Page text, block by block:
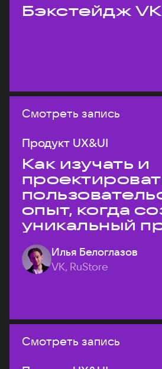
Бэкстейдж
Смотреть запись
Продукт UX&UI
Как изучать и
опыт, когда
уникальный
на рынке?
Илья Белоглазов
VK, RuStore
Смотреть запись